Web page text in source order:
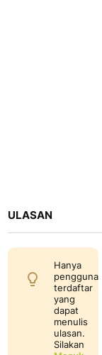
ULASAN
Hanya
pengguna
terdaftar
yang
dapat
menulis
ulasan.
Silakan